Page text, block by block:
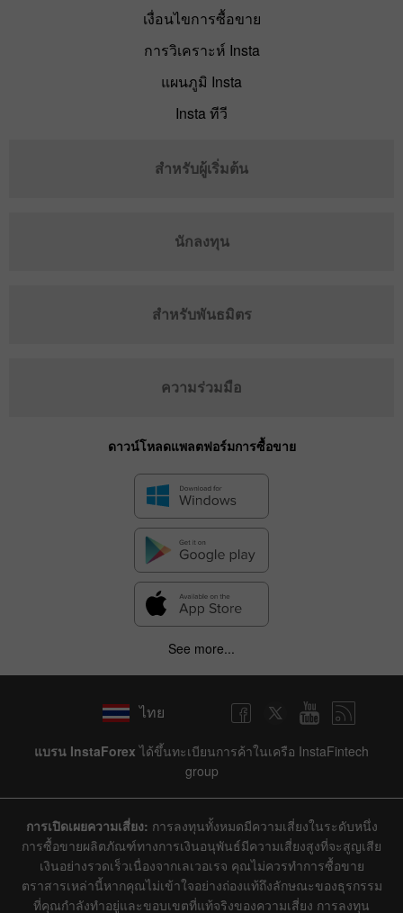
เงื่อนไขการซื้อขาย
การวิเคราะห์ Insta
แผนภูมิ Insta
Insta ทีวี
สำหรับผู้เริ่มต้น
นักลงทุน
สำหรับพันธมิตร
ความร่วมมือ
ดาวน์โหลดแพลตฟอร์มการซื้อขาย
See more...
ไทย
แบรน InstaForex ได้ขึ้นทะเบียนการค้าในเครือ InstaFintech
group
การเปิดเผยความเสี่ยง: การลงทุนทั้งหมดมีความเสี่ยงในระดับหนึ่ง
การซื้อขายผลิตภัณฑ์ทางการเงินอนุพันธ์มีความเสี่ยงสูงที่จะสูญเสีย
เงินอย่างรวดเร็วเนื่องจากเลเวอเรจ คุณไม่ควรทำการซื้อขาย
ตราสารเหล่านี้หากคุณไม่เข้าใจอย่างถ่องแท้ถึงลักษณะของธุรกรรม
ที่คุณกำลังทำอยู่และขอบเขตที่แท้จริงของความเสี่ยง การลงทุน